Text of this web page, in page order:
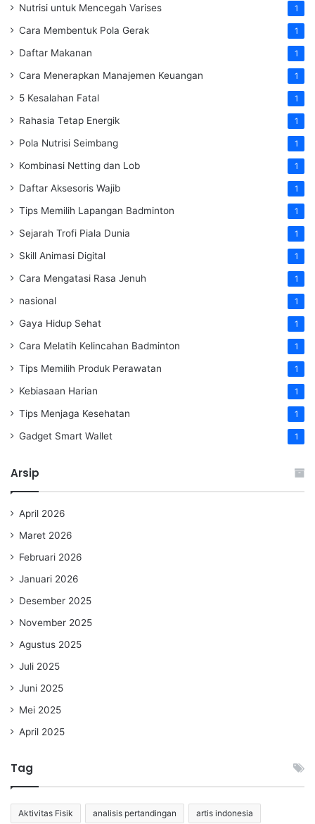
Nutrisi untuk Mencegah Varises 1
Cara Membentuk Pola Gerak 1
Daftar Makanan 1
Cara Menerapkan Manajemen Keuangan 1
5 Kesalahan Fatal 1
Rahasia Tetap Energik 1
Pola Nutrisi Seimbang 1
Kombinasi Netting dan Lob 1
Daftar Aksesoris Wajib 1
Tips Memilih Lapangan Badminton 1
Sejarah Trofi Piala Dunia 1
Skill Animasi Digital 1
Cara Mengatasi Rasa Jenuh 1
nasional 1
Gaya Hidup Sehat 1
Cara Melatih Kelincahan Badminton 1
Tips Memilih Produk Perawatan 1
Kebiasaan Harian 1
Tips Menjaga Kesehatan 1
Gadget Smart Wallet 1
Arsip
April 2026
Maret 2026
Februari 2026
Januari 2026
Desember 2025
November 2025
Agustus 2025
Juli 2025
Juni 2025
Mei 2025
April 2025
Tag
Aktivitas Fisik analisis pertandingan artis indonesia